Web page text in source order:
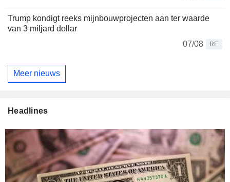
Trump kondigt reeks mijnbouwprojecten aan ter waarde
van 3 miljard dollar
07/08
RE
Meer nieuws
Headlines